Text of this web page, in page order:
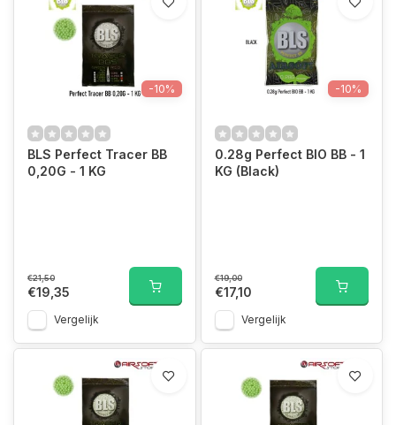
-10%
BLS Perfect Tracer BB
0,20G - 1 KG
€21,50
€19,35
Vergelijk
-10%
0.28g Perfect BIO BB - 1
KG (Black)
€19,00
€17,10
Vergelijk